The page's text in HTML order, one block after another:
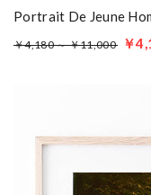
Portrait De Jeune
￥4,180 ～ ￥11,000 ￥